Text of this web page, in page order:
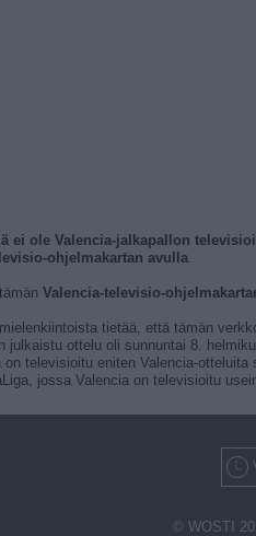
ei ole Valencia-jalkapallon
ohjelmakartan avulla.
Valencia-televisio-
tietää, että tämän
julkaistu ottelu oli sunnuntai 8.
on televisioitu eniten Valencia-
jossa Valencia on televisioitu
© WOSTI